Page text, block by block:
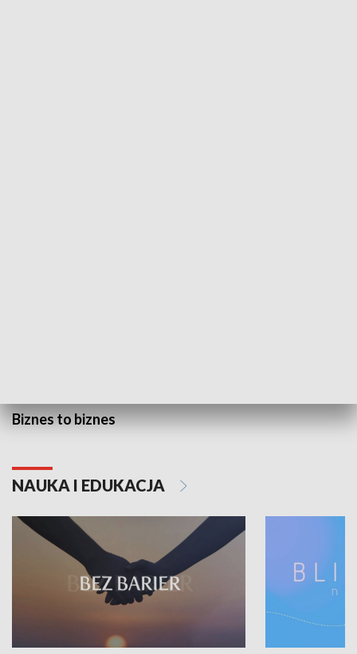
Biznes to biznes
NAUKA I EDUKACJA